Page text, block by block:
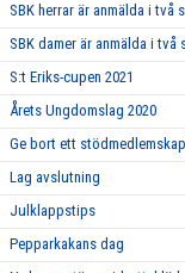
SBK herrar är anmälda i två
SBK damer är anmälda i två
S:t Eriks-cupen 2021
Årets Ungdomslag 2020
Ge bort ett
Lag avslutning
Julklappstips
Pepparkakans dag